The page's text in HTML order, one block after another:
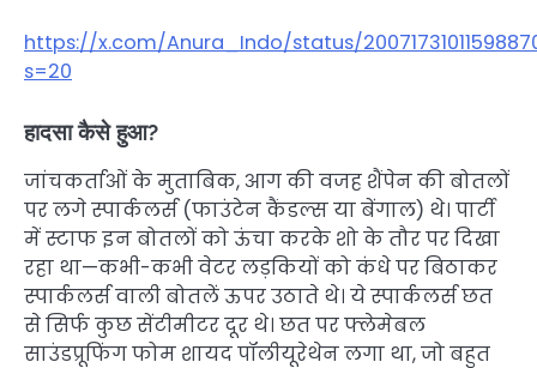
https://x.com/Anura_Indo/status/
s=20
हादसा कैसे हुआ?
जांचकर्ताओं के मुताबिक, आग की वजह शैंपेन की बोतलों
पर लगे स्पार्कलर्स (फाउंटेन कैंडल्स या बेंगाल) थे। पार्टी
में स्टाफ इन बोतलों को ऊंचा करके शो के तौर पर दिखा
रहा था—कभी-कभी वेटर लड़कियों को कंधे पर बिठाकर
स्पार्कलर्स वाली बोतलें ऊपर उठाते थे। ये स्पार्कलर्स छत
से सिर्फ कुछ सेंटीमीटर दूर थे। छत पर फ्लेमेबल
साउंडप्रूफिंग फोम शायद पॉलीयूरेथेन लगा था, जो बहुत